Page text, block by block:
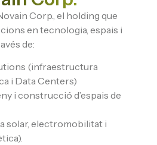
Corp., el holding que
en tecnologia, espais i
de:
(infraestructura
i Data Centers)
i construcció d’espais de
solar, electromobilitat i